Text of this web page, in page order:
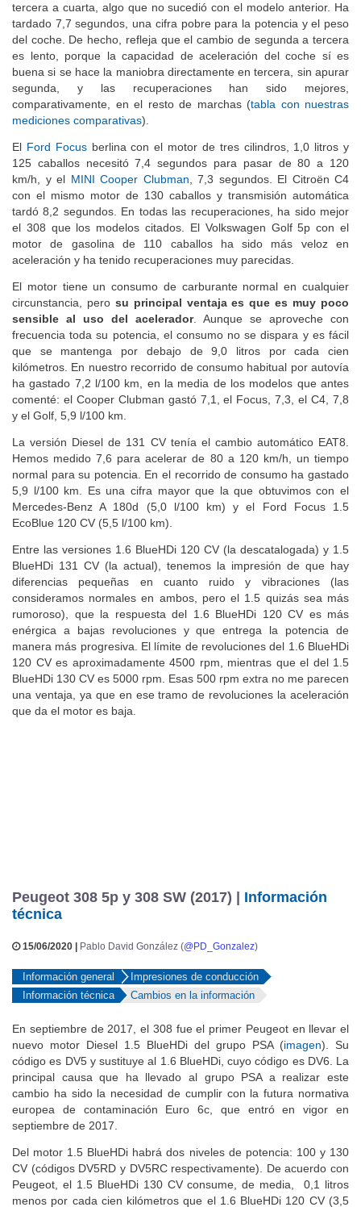
tercera a cuarta, algo que no sucedió con el modelo anterior. Ha
tardado 7,7 segundos, una cifra pobre para la potencia y el peso
del coche. De hecho, refleja que el cambio de segunda a tercera
es lento, porque la capacidad de aceleración del coche sí es
buena si se hace la maniobra directamente en tercera, sin apurar
segunda, y las recuperaciones han sido mejores,
comparativamente, en el resto de marchas (tabla con nuestras
mediciones comparativas).
El Ford Focusberlina con el motor de tres cilindros, 1,0 litros y
125 caballos necesitó 7,4 segundos para pasar de 80 a 120
km/h, y el MINI Cooper Clubman, 7,3 segundos. El Citroën C4
con el mismo motor de 130 caballos y transmisión automática
tardó 8,2 segundos. En todas las recuperaciones, ha sido mejor
el 308 que los modelos citados. El Volkswagen Golf 5p con el
motor de gasolina de 110 caballos ha sido más veloz en
aceleración y ha tenido recuperaciones muy parecidas.
El motor tiene un consumo de carburante normal en cualquier
circunstancia, perosu principal ventaja es que es muy poco
sensible al uso del acelerador. Aunque se aproveche con
frecuencia toda su potencia, el consumo no se dispara y es fácil
que se mantenga por debajo de 9,0 litros por cada cien
kilómetros. En nuestro recorrido de consumo habitual por autovía
ha gastado 7,2 l/100 km, en la media de los modelos que antes
comenté: el Cooper Clubman gastó 7,1, el Focus, 7,3, el C4, 7,8
y el Golf, 5,9 l/100 km.
La versión Diesel de 131 CV tenía el cambio automático EAT8.
Hemos medido 7,6 para acelerar de 80 a 120 km/h, un tiempo
normal para su potencia. En el recorrido de consumo ha gastado
5,9 l/100 km. Es una cifra mayor que la que obtuvimos con el
Mercedes-Benz A 180d (5,0 l/100 km) y el Ford Focus 1.5
EcoBlue 120 CV (5,5 l/100 km).
Entre las versiones 1.6 BlueHDi 120 CV (la descatalogada) y 1.5
BlueHDi 131 CV (la actual), tenemos la impresión de que hay
diferencias pequeñas en cuanto ruido y vibraciones (las
consideramos normales en ambos, pero el 1.5 quizás sea más
rumoroso), que la respuesta del 1.6 BlueHDi 120 CV es más
enérgica a bajas revoluciones y que entrega la potencia de
manera más progresiva. El límite de revoluciones del 1.6 BlueHDi
120 CV es aproximadamente 4500 rpm, mientras que el del 1.5
BlueHDi 130 CV es 5000 rpm. Esas 500 rpm extra no me parecen
una ventaja, ya que en ese tramo de revoluciones la aceleración
que da el motor es baja.
Peugeot 308 5p y 308 SW (2017) | Información
técnica
15/06/2020 | Pablo David González (@PD_Gonzalez)
Información general
Impresiones de conducción
Información técnica
Cambios en la información
En septiembre de 2017, el 308 fue el primer Peugeot en llevar el
nuevo motor Diesel 1.5 BlueHDi del grupo PSA (imagen). Su
código es DV5 y sustituye al 1.6 BlueHDi, cuyo código es DV6. La
principal causa que ha llevado al grupo PSA a realizar este
cambio ha sido la necesidad de cumplir con la futura normativa
europea de contaminación Euro 6c, que entró en vigor en
septiembre de 2017.
Del motor 1.5 BlueHDi habrá dos niveles de potencia: 100 y 130
CV (códigos DV5RD y DV5RC respectivamente). De acuerdo con
Peugeot, el 1.5 BlueHDi 130 CV consume, de media, 0,1 litros
menos por cada cien kilómetros que el 1.6 BlueHDi 120 CV (3,5